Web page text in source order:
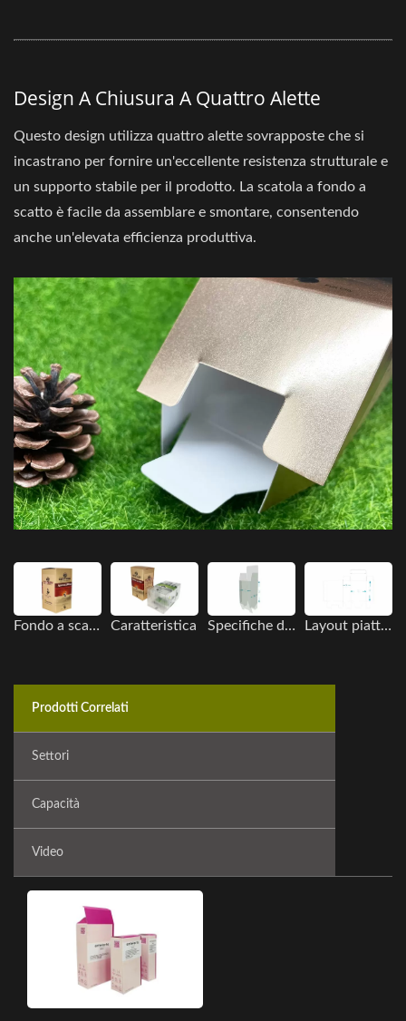
Design A Chiusura A Quattro Alette
Questo design utilizza quattro alette sovrapposte che si
incastrano per fornire un'eccellente resistenza strutturale e
un supporto stabile per il prodotto. La scatola a fondo a
scatto è facile da assemblare e smontare, consentendo
anche un'elevata efficienza produttiva.
Fondo a scatto piegato Caratteristica Specifiche delle dimensioni Layout piatto della scatola
Prodotti Correlati
Settori
Capacità
Video